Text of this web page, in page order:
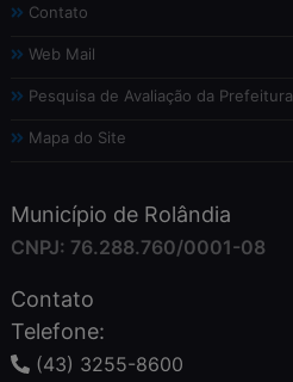
Contato
Web Mail
Pesquisa de Avaliação da Prefeitura
Mapa do Site
Município de Rolândia
CNPJ: 76.288.760/0001-08
Contato
Telefone:
(43) 3255-8600